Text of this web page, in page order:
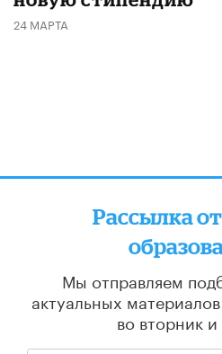
24 МАРТА
Рассылка
Мы отправляем
актуальных материалов
во вторник